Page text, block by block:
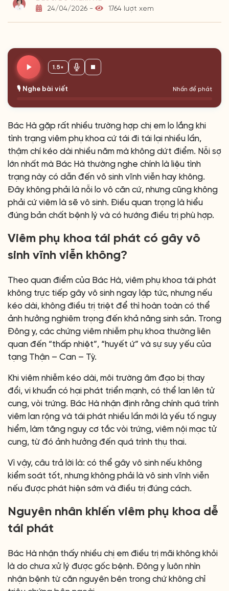
24/04/2026 -
1764 lượt xem
🎙️ Nghe bài viết Nhấn để phát
1.5×
Bác Hà gặp rất nhiều trường hợp chị em lo lắng khi
tình trạng viêm phụ khoa cứ tái đi tái lại nhiều lần,
thậm chí kéo dài nhiều năm mà không dứt điểm. Nỗi sợ
lớn nhất mà Bác Hà thường nghe chính là liệu tình
trạng này có dẫn đến vô sinh vĩnh viễn hay không.
Đây không phải là nỗi lo vô căn cứ, nhưng cũng không
phải cứ viêm là sẽ vô sinh. Điều quan trọng là hiểu
đúng bản chất bệnh lý và có hướng điều trị phù hợp.
Viêm phụ khoa tái phát có gây vô
sinh vĩnh viễn không?
Theo quan điểm của Bác Hà, viêm phụ khoa tái phát
không trực tiếp gây vô sinh ngay lập tức, nhưng nếu
kéo dài, không điều trị triệt để thì hoàn toàn có thể
ảnh hưởng nghiêm trọng đến khả năng sinh sản. Trong
Đông y, các chứng viêm nhiễm phụ khoa thường liên
quan đến “thấp nhiệt”, “huyết ứ” và sự suy yếu của
tạng Thận – Can – Tỳ.
Khi viêm nhiễm kéo dài, môi trường âm đạo bị thay
đổi, vi khuẩn có hại phát triển mạnh, có thể lan lên tử
cung, vòi trứng. Bác Hà nhận định rằng chính quá trình
viêm lan rộng và tái phát nhiều lần mới là yếu tố nguy
hiểm, làm tăng nguy cơ tắc vòi trứng, viêm nội mạc tử
cung, từ đó ảnh hưởng đến quá trình thụ thai.
Vì vậy, câu trả lời là: có thể gây vô sinh nếu không
kiểm soát tốt, nhưng không phải là vô sinh vĩnh viễn
nếu được phát hiện sớm và điều trị đúng cách.
Nguyên nhân khiến viêm phụ khoa dễ
tái phát
Bác Hà nhận thấy nhiều chị em điều trị mãi không khỏi
là do chưa xử lý được gốc bệnh. Đông y luôn nhìn
nhận bệnh từ căn nguyên bên trong chứ không chỉ